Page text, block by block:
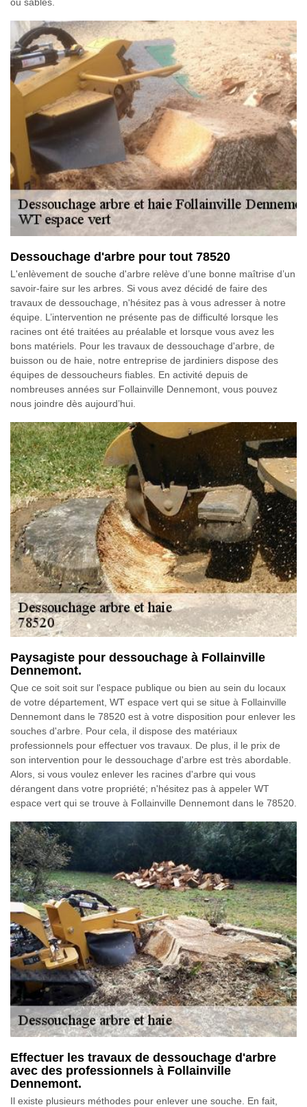
ou sables.
Dessouchage d'arbre pour tout 78520
L'enlèvement de souche d'arbre relève d’une bonne maîtrise d’un
savoir-faire sur les arbres. Si vous avez décidé de faire des
travaux de dessouchage, n'hésitez pas à vous adresser à notre
équipe. L’intervention ne présente pas de difficulté lorsque les
racines ont été traitées au préalable et lorsque vous avez les
bons matériels. Pour les travaux de dessouchage d'arbre, de
buisson ou de haie, notre entreprise de jardiniers dispose des
équipes de dessoucheurs fiables. En activité depuis de
nombreuses années sur Follainville Dennemont, vous pouvez
nous joindre dès aujourd’hui.
Paysagiste pour dessouchage à Follainville
Dennemont.
Que ce soit soit sur l'espace publique ou bien au sein du locaux
de votre département, WT espace vert qui se situe à Follainville
Dennemont dans le 78520 est à votre disposition pour enlever les
souches d'arbre. Pour cela, il dispose des matériaux
professionnels pour effectuer vos travaux. De plus, il le prix de
son intervention pour le dessouchage d'arbre est très abordable.
Alors, si vous voulez enlever les racines d'arbre qui vous
dérangent dans votre propriété; n'hésitez pas à appeler WT
espace vert qui se trouve à Follainville Dennemont dans le 78520.
Effectuer les travaux de dessouchage d'arbre
avec des professionnels à Follainville
Dennemont.
Il existe plusieurs méthodes pour enlever une souche. En fait,